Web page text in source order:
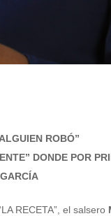
ROBÓ”
DONDE POR
RECETA”, el salsero